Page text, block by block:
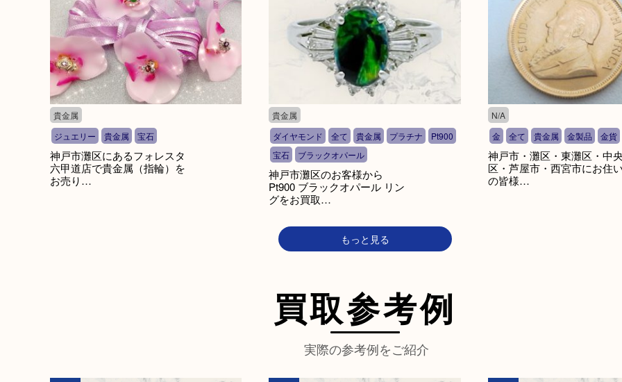
貴金属
ジュエリー
貴金属 宝石
神戸市灘区にあるフォレスタ
六甲道店で貴金属（指輪）を
お売り…
貴金属
ダイヤモンド
全て 貴金属 プラチナ
Pt900
宝石
ブラックオパール
神戸市灘区のお客様から
Pt900 ブラックオパール リン
グをお買取…
N/A
金
全て 貴金属 金製品 金貨
神戸市・灘区・東灘区・中
区・芦屋市・西宮市にお住
の皆様…
もっと見る
買取参考例
実際の参考例をご紹介